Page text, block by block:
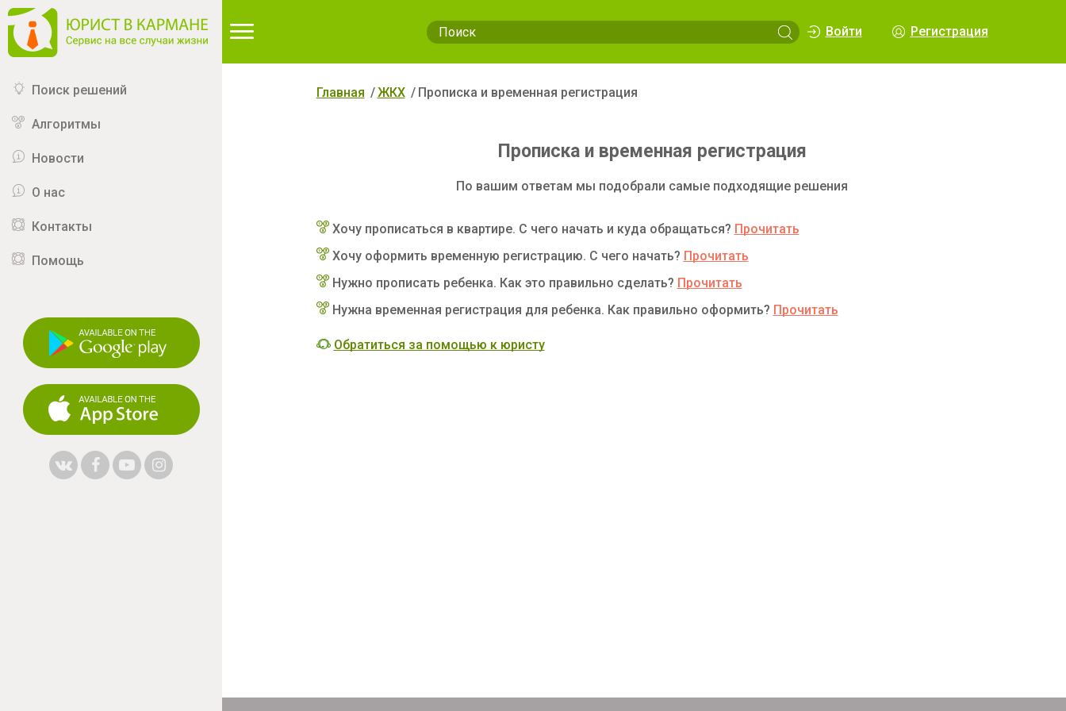
Войти Регистрация
Поиск решений
Алгоритмы
Новости
О нас
Контакты
Помощь
Главная ЖКХ Прописка и временная регистрация
Прописка и временная регистрация
По вашим ответам мы подобрали самые подходящие решения
Хочу прописаться в квартире. С чего начать и куда обращаться? Прочитать
Хочу оформить временную регистрацию. С чего начать? Прочитать
Нужно прописать ребенка. Как это правильно сделать? Прочитать
Нужна временная регистрация для ребенка. Как правильно оформить? Прочитать
Обратиться за помощью к юристу
∆